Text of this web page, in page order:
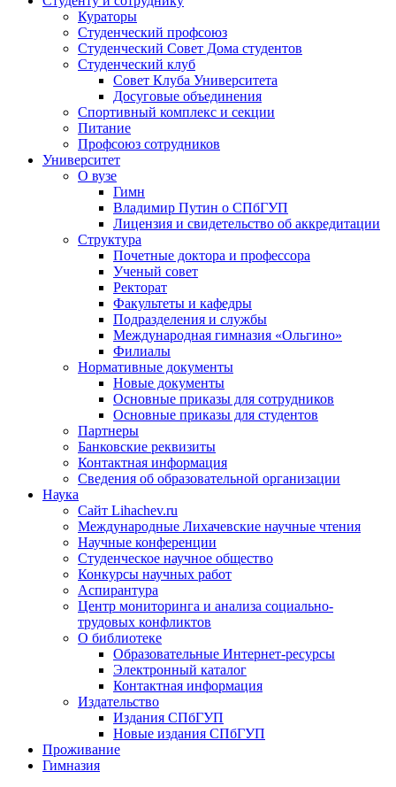
Кураторы
Студенческий профсоюз
Студенческий Совет Дома студентов
Студенческий клуб
Совет Клуба Университета
Досуговые объединения
Спортивный комплекс и секции
Питание
Профсоюз сотрудников
Университет
О вузе
Гимн
Владимир Путин о СПбГУП
Лицензия и свидетельство об аккредитации
Структура
Почетные доктора и профессора
Ученый совет
Ректорат
Факультеты и кафедры
Подразделения и службы
Международная гимназия «Ольгино»
Филиалы
Нормативные документы
Новые документы
Основные приказы для сотрудников
Основные приказы для студентов
Партнеры
Банковские реквизиты
Контактная информация
Сведения об образовательной организации
Наука
Сайт Lihachev.ru
Международные Лихачевские научные чтения
Научные конференции
Студенческое научное общество
Конкурсы научных работ
Аспирантура
Центр мониторинга и анализа социально-
трудовых конфликтов
О библиотеке
Образовательные Интернет-ресурсы
Электронный каталог
Контактная информация
Издательство
Издания СПбГУП
Новые издания СПбГУП
Проживание
Гимназия